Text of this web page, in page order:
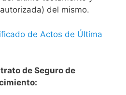
del mismo.
de Actos de Última
de Seguro de